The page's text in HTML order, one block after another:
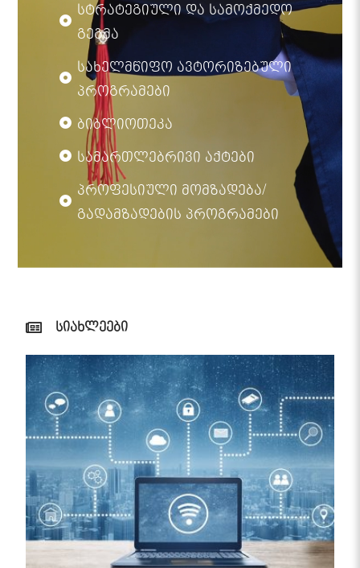
სტრატეგიული და სამოქმედო
გეგმა
სახელმწიფო ავტორიზებული
პროგრამები
ბიბლიოთეკა
სამართლებრივი აქტები
პროფესიული მომზადება/
გადამზადების პროგრამები
სიახლეები